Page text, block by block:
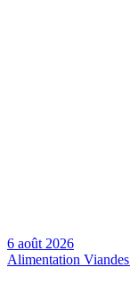
6 août 2026
Alimentation Viandes